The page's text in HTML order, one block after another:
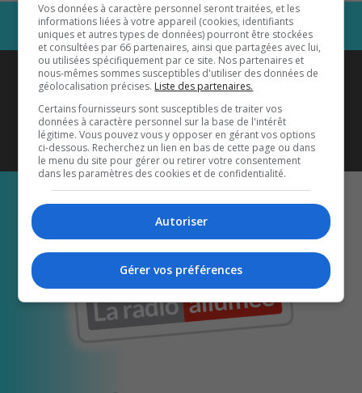
Coyote New Countryest diffusé
également sur1033 HD2
Écoutez-nous aussi sur…
Vos données à caractère personnel seront traitées, et les
informations liées à votre appareil (cookies, identifiants
uniques et autres types de données) pourront être stockées
et consultées par 66 partenaires, ainsi que partagées avec lui,
ou utilisées spécifiquement par ce site. Nos partenaires et
nous-mêmes sommes susceptibles d'utiliser des données de
géolocalisation précises. Liste des partenaires.
Certains fournisseurs sont susceptibles de traiter vos
données à caractère personnel sur la base de l'intérêt
légitime. Vous pouvez vous y opposer en gérant vos options
ci-dessous. Recherchez un lien en bas de cette page ou dans
le menu du site pour gérer ou retirer votre consentement
dans les paramètres des cookies et de confidentialité.
Autoriser
Gérer vos préférences